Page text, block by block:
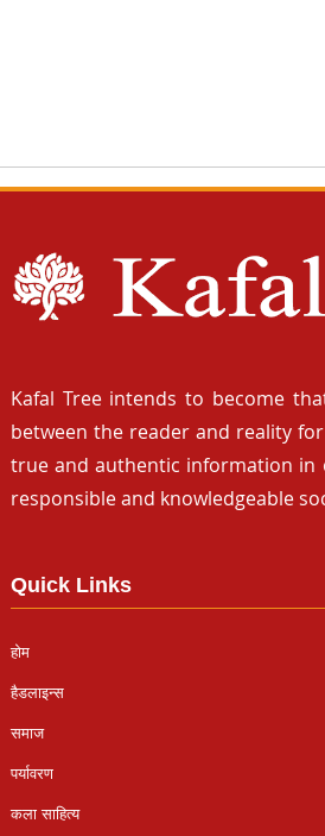
Kafal Tree intends to become
between the reader and reality
true and authentic information
responsible and knowledgeable
Quick Links
होम
हैडलाइन्स
समाज
पर्यावरण
कला साहित्य